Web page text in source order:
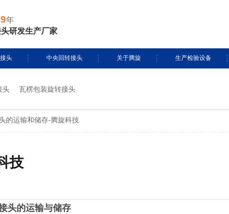
年
研发生产厂家
头
头定制
中央回转接头
挖掘机旋转接头
履带吊旋转接头
起重机旋转接头
关于腾旋 生产检验设备
头 瓦楞包装旋转接头
的运输和储存-腾旋科技
技
头的运输与储存